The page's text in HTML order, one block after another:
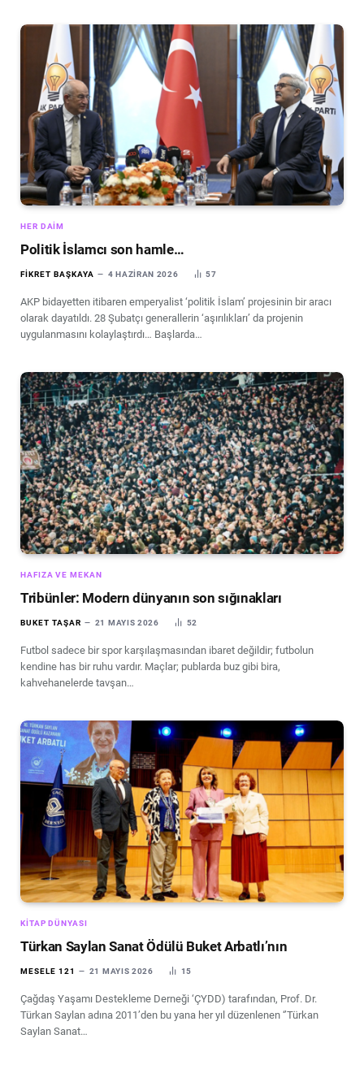
HER DAIM
Politik İslamcı son hamle…
FIKRET BAŞKAYA 4 HAZIRAN 2026 57
AKP bidayetten itibaren emperyalist ‘politik İslam’ projesinin bir aracı
olarak dayatıldı. 28 Şubatçı generallerin ‘aşırılıkları’ da projenin
uygulanmasını kolaylaştırdı… Başlarda…
HAFIZA VE MEKAN
Tribünler: Modern dünyanın son sığınakları
BUKET TAŞAR 21 MAYIS 2026 52
Futbol sadece bir spor karşılaşmasından ibaret değildir; futbolun
kendine has bir ruhu vardır. Maçlar; publarda buz gibi bira,
kahvehanelerde tavşan…
KITAP DÜNYASI
Türkan Saylan Sanat Ödülü Buket Arbatlı’nın
MESELE 121 21 MAYIS 2026 15
Çağdaş Yaşamı Destekleme Derneği ‘ÇYDD) tarafından, Prof. Dr.
Türkan Saylan adına 2011’den bu yana her yıl düzenlenen ‘’Türkan
Saylan Sanat…